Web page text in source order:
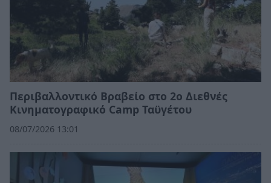
Περιβαλλοντικό Βραβείο στο 2ο Διεθνές
Κινηματογραφικό Camp Ταϋγέτου
08/07/2026 13:01